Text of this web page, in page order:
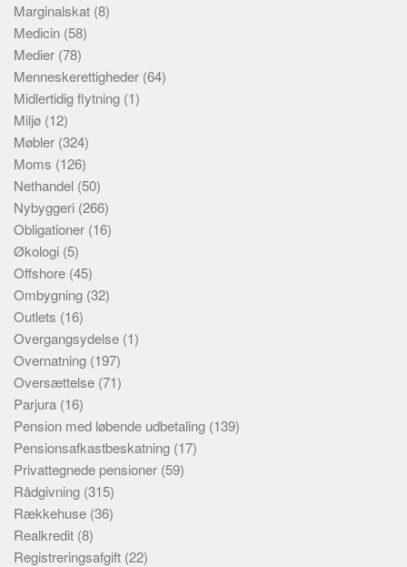
Marginalskat (8)
Medicin (58)
Medier (78)
Menneskerettigheder (64)
Midlertidig flytning (1)
Miljø (12)
Møbler (324)
Moms (126)
Nethandel (50)
Nybyggeri (266)
Obligationer (16)
Økologi (5)
Offshore (45)
Ombygning (32)
Outlets (16)
Overgangsydelse (1)
Overnatning (197)
Oversættelse (71)
Parjura (16)
Pension med løbende udbetaling (139)
Pensionsafkastbeskatning (17)
Privattegnede pensioner (59)
Rådgivning (315)
Rækkehuse (36)
Realkredit (8)
Registreringsafgift (22)